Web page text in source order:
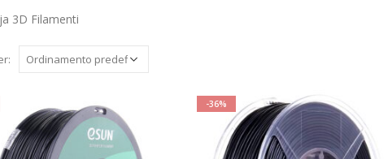
3D Filamenti
-36%